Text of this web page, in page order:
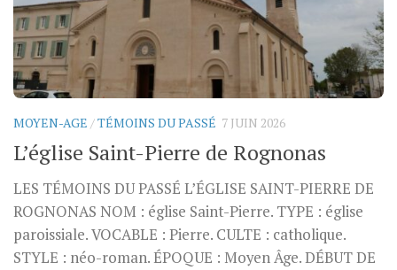
MOYEN-AGE /TÉMOINS DU PASSÉ 7 JUIN 2026
L’église Saint-Pierre de Rognonas
LES TÉMOINS DU PASSÉ L’ÉGLISE SAINT-PIERRE DE
ROGNONAS NOM : église Saint-Pierre. TYPE : église
paroissiale. VOCABLE : Pierre. CULTE : catholique.
STYLE : néo-roman. ÉPOQUE : Moyen Âge. DÉBUT DE